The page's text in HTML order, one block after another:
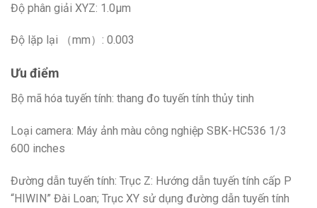
Độ phân giải XYZ: 1.0μm
Độ lặp lại （mm）: 0.003
Ưu điểm
Bộ mã hóa tuyến tính: thang đo tuyến tính thủy tinh
Loại camera: Máy ảnh màu công nghiệp SBK-HC536 1/3
600 inches
Đường dẫn tuyến tính: Trục Z: Hướng dẫn tuyến tính cấp P
“HIWIN” Đài Loan; Trục XY sử dụng đường dẫn tuyến tính